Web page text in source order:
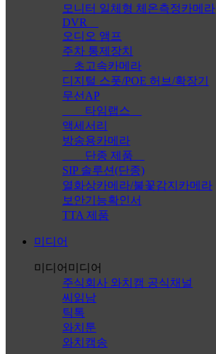
모니터 일체형 체온측정카메라
DVR
오디오 앰프
주차 통제장치
초고속카메라
디지털 스폿/POE 허브/확장기
무선AP
타임랩스
액세서리
방송용카메라
단종 제품
SIP 솔루션(단종)
열화상카메라/불꽃감지카메라
보안기능확인서
TTA 제품
미디어
미디어 미디어
주식회사 와치캠 공식채널
씨읽남
틱톡
와치툰
와치캠송